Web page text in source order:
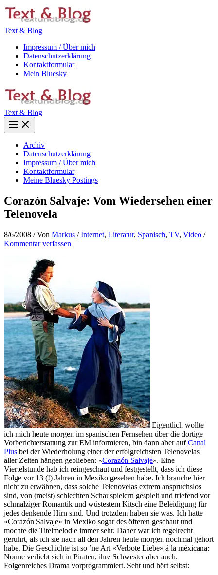
Zum
Inhalt
Text & Blog
Impressum / Über mich
Datenschutzerklärung
Kontaktformular
Mein Bluesky
Text & Blog
Main
Menu
Archiv
Datenschutzerklärung
Impressum / Über mich
Kontaktformular
Meine Bluesky Postings
Corazón Salvaje: Vom Wiedersehen einer
Telenovela
8/6/2008 / Von Markus /Internet, Literatur, Spanisch, TV, Video /
Kommentar verfassen
Eigentlich wollte
ich mich heute morgen im spanischen Fernsehen über die dortige
Vorberichterstattung zur EM informieren, bin dann aber aufCanal
Plus bei der Wiederholung einer der erfolgreichsten Telenovelas
aller Zeiten hängen geblieben: «Corazón Salvaje». Eine
Viertelstunde hab ich reingeschaut und festgestellt, dass ich diese
Folge vor 13 (!) Jahren in Mexiko gesehen habe. Ich brauche hier
nicht zu erwähnen, dass solche Telenovelas extrem anspruchslos
sind, von (meist) schlechten Schauspielern gespielt und triefend vor
schmalziger Romantik und wüstestem Kitsch eine Beleidigung für
jedes denkende Hirn sind. Und trotzdem haben sie was. Ich hatte
«Corazón Salvaje» in Mexiko sogar des öfteren geschaut und
mochte die Titelmelodie immer sehr. Daher war ich regelrecht
gerührt, als ich sie nach all den Jahren heute morgen nochmal gehört
habe. Die Geschichte ist so ’ne Art «Verbote Liebe» á la méxicana:
Nonne verliebt sich in Piraten, ihre Schwester aber auch.
Folgenreiches Drama vorprogrammiert. Seht und hört selbst: